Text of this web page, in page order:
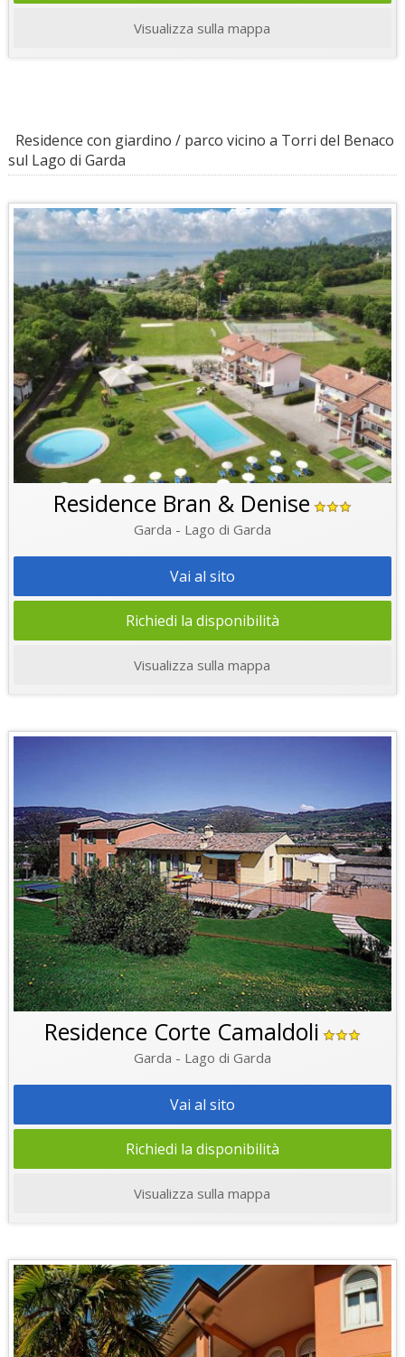
Visualizza sulla mappa
Residence con giardino / parco vicino a Torri del Benaco
sul Lago di Garda
Residence Bran & Denise
Garda - Lago di Garda
Vai al sito
Richiedi la disponibilità
Visualizza sulla mappa
Residence Corte Camaldoli
Garda - Lago di Garda
Vai al sito
Richiedi la disponibilità
Visualizza sulla mappa